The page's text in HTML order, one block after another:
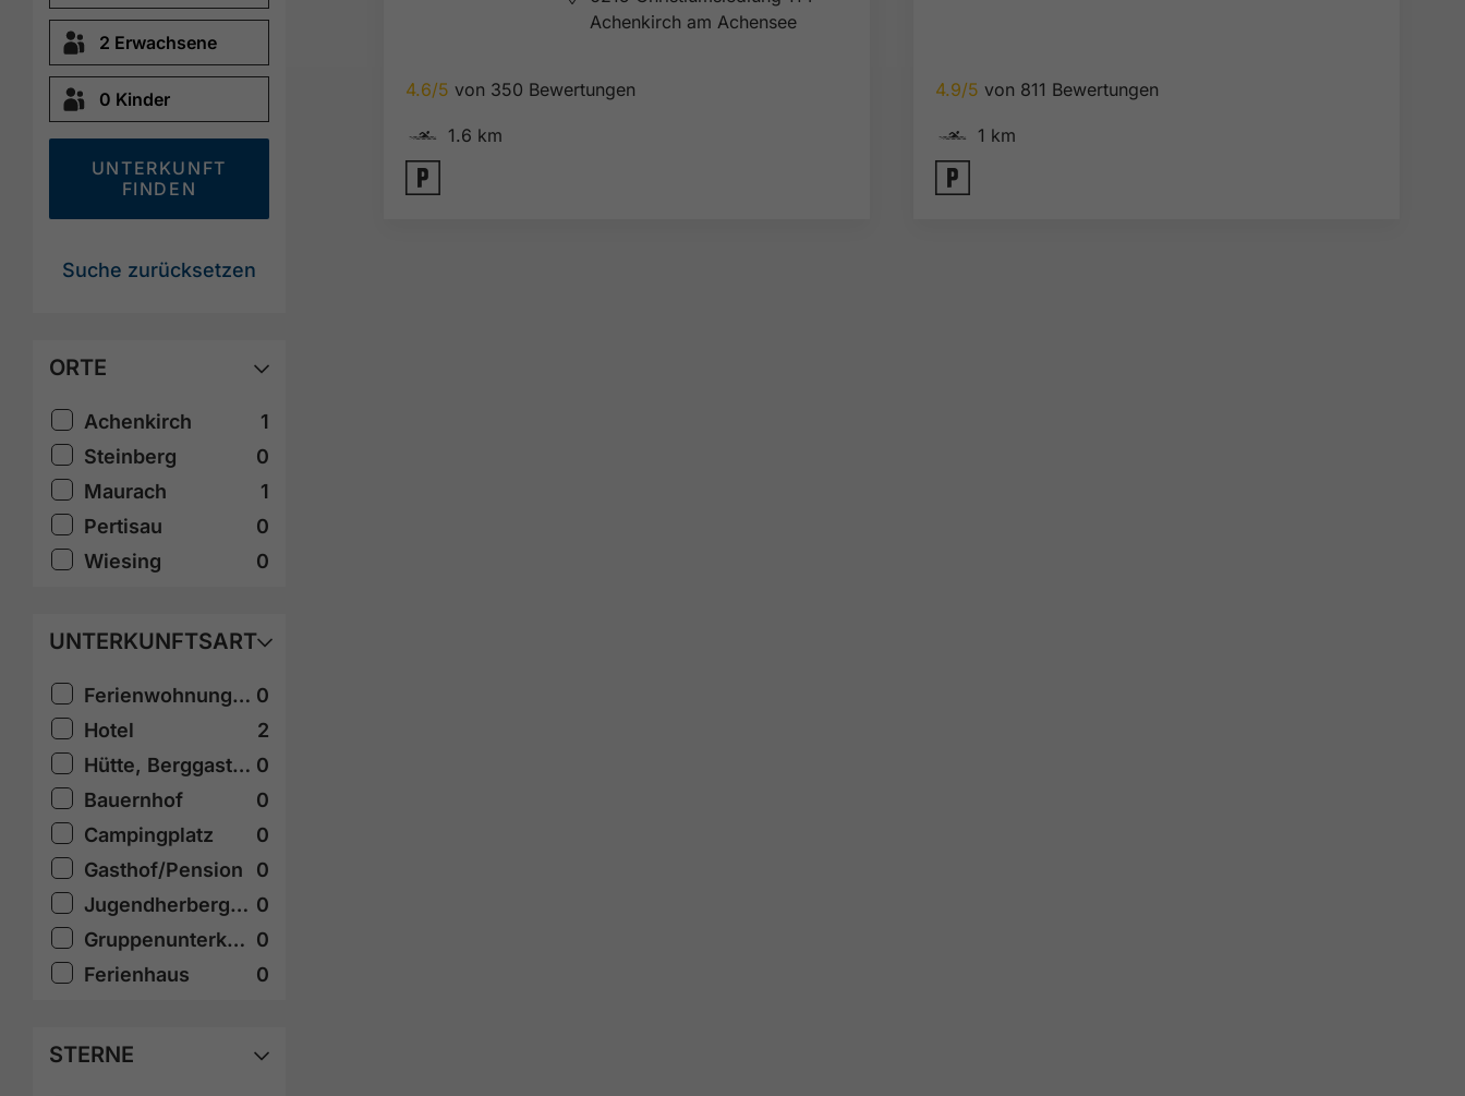
UNTERKUNFT
FINDEN
Suche zurücksetzen
ORTE
Achenkirch
1
Steinberg
0
Maurach
1
Pertisau
0
Wiesing
0
UNTERKUNFTSART
Ferienwohnung/Appartement
0
Hotel
2
Hütte, Berggasthof
0
Bauernhof
0
Campingplatz
0
Gasthof/Pension
0
Jugendherberge, Selbstversorgerhaus
0
Gruppenunterkunft
0
Ferienhaus
0
STERNE
Achenkirch am Achensee
4.6/5 von 350 Bewertungen
🅐 1.6 km
🐈
4.9/5 von 811 Bewertungen
🅐 1 km
🐈